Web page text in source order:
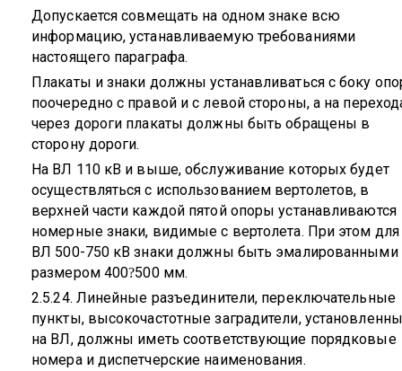
Допускается совмещать на одном знаке всю
информацию, устанавливаемую требованиями
настоящего параграфа.
Плакаты и знаки должны устанавливаться с боку
поочередно с правой и с левой стороны, а на
через дороги плакаты должны быть обращены в
сторону дороги.
На ВЛ 110 кВ и выше, обслуживание которых будет
осуществляться с использованием вертолетов, в
верхней части каждой пятой опоры устанавливаются
номерные знаки, видимые с вертолета. При этом для
ВЛ 500-750 кВ знаки должны быть эмалированными
размером 400?500 мм.
2.5.24. Линейные разъединители, переключательные
пункты, высокочастотные заградители,
на ВЛ, должны иметь соответствующие порядковые
номера и диспетчерские наименования.